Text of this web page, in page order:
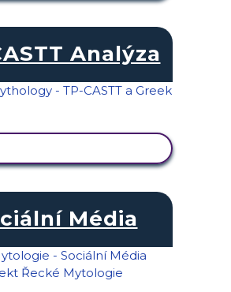
Analýza
Média